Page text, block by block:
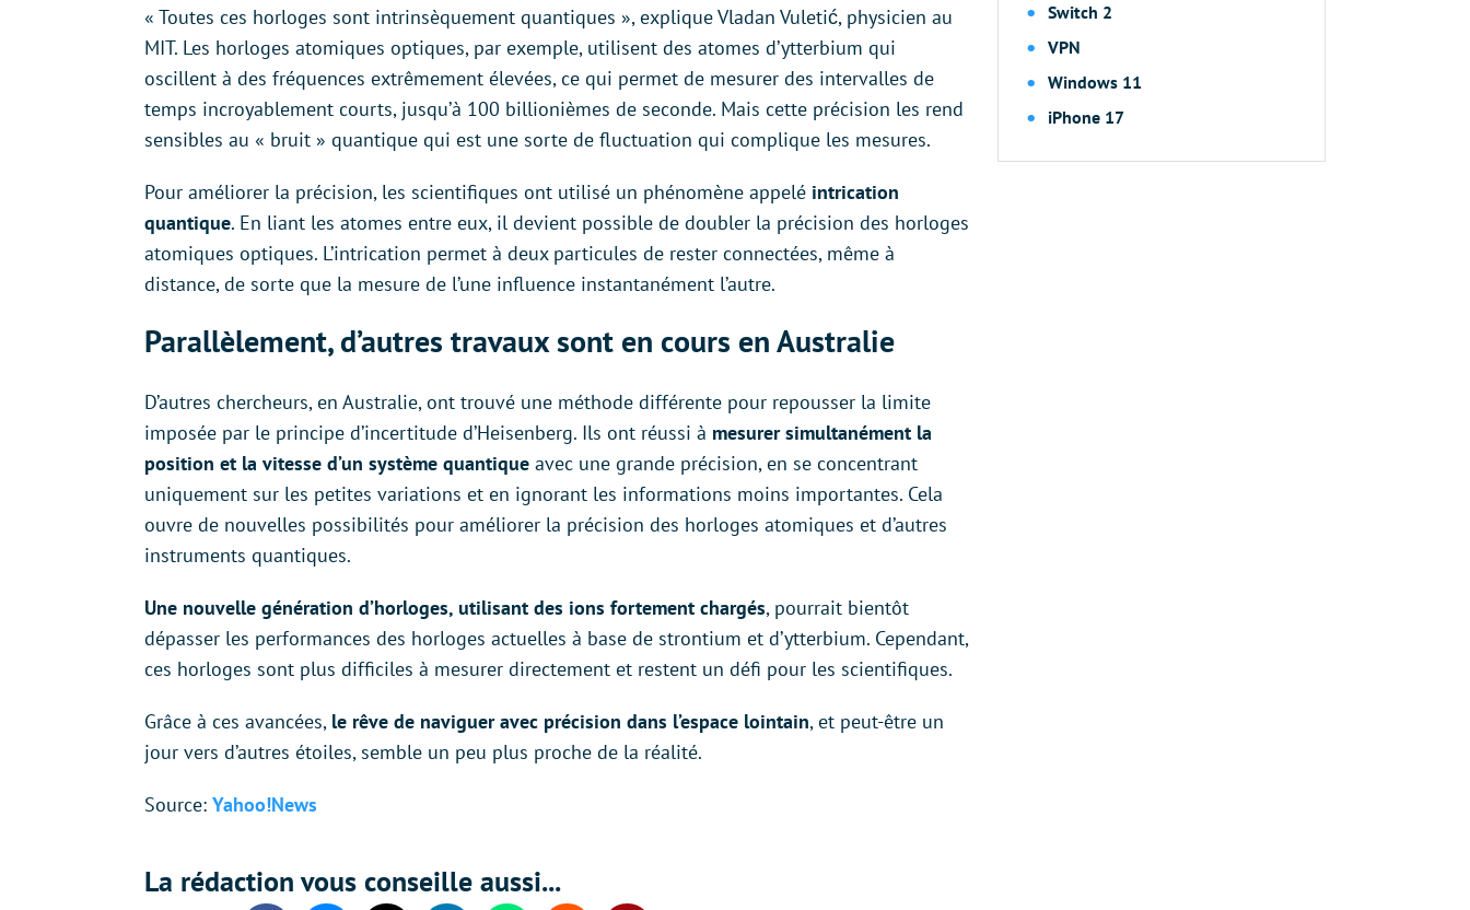
« Toutes ces horloges sont intrinsèquement quantiques », explique Vladan Vuletić, physicien au
MIT. Les horloges atomiques optiques, par exemple, utilisent des atomes d’ytterbium qui
oscillent à des fréquences extrêmement élevées, ce qui permet de mesurer des intervalles de
temps incroyablement courts, jusqu’à 100 billionièmes de seconde. Mais cette précision les rend
sensibles au « bruit » quantique qui est une sorte de fluctuation qui complique les mesures.
Pour améliorer la précision, les scientifiques ont utilisé un phénomène appelé intrication
quantique. En liant les atomes entre eux, il devient possible de doubler la précision des horloges
atomiques optiques. L’intrication permet à deux particules de rester connectées, même à
distance, de sorte que la mesure de l’une influence instantanément l’autre.
Parallèlement, d’autres travaux sont en cours en Australie
D’autres chercheurs, en Australie, ont trouvé une méthode différente pour repousser la limite
imposée par le principe d’incertitude d’Heisenberg. Ils ont réussi à mesurer simultanément la
position et la vitesse d’un système quantique avec une grande précision, en se concentrant
uniquement sur les petites variations et en ignorant les informations moins importantes. Cela
ouvre de nouvelles possibilités pour améliorer la précision des horloges atomiques et d’autres
instruments quantiques.
Une nouvelle génération d’horloges, utilisant des ions fortement chargés, pourrait bientôt
dépasser les performances des horloges actuelles à base de strontium et d’ytterbium. Cependant,
ces horloges sont plus difficiles à mesurer directement et restent un défi pour les scientifiques.
Grâce à ces avancées, le rêve de naviguer avec précision dans l’espace lointain, et peut-être un
jour vers d’autres étoiles, semble un peu plus proche de la réalité.
Source: Yahoo!News
La rédaction vous conseille aussi...
Switch 2
VPN
Windows 11
iPhone 17